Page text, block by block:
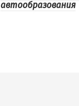
автообразования